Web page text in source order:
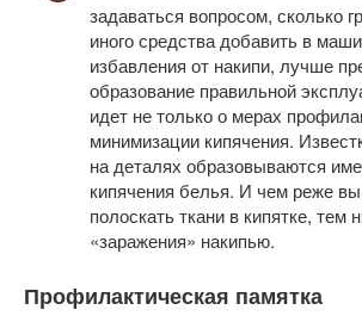
задаваться вопросом, сколько
иного средства добавить в
избавления от накипи, лучше
образование правильной
идет не только о мерах
минимизации кипячения.
на деталях образовываются
кипячения белья. И чем реже
полоскать ткани в кипятке, тем
«заражения» накипью.
Профилактическая памятка